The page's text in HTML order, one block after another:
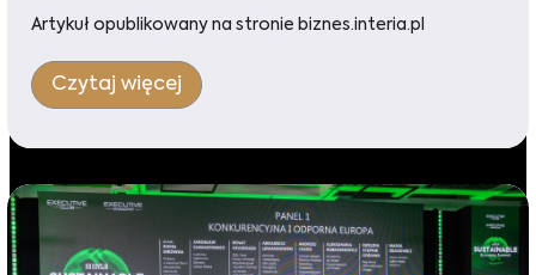
Artykuł opublikowany na stronie biznes.interia.pl
Czytaj więcej